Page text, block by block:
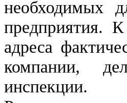
необходимых
предприятия.
адреса
компании,
инспекции.